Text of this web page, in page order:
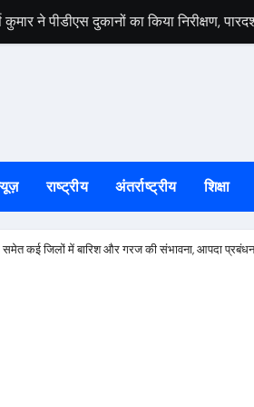
ने पीडीएस दुकानों का किया निरीक्षण,
को लेकर भाजपा जमशेदपुर महानगर की
यूआईएसएल के वरीय महाप्रबंधक से, ज्ञापन
गागराई ने पंचायत और बूथ संगठन मजबूत
का मुद्दा, सांसद जोबा माझी ने पूर्ण संचालन की
राष्ट्रीय अंतर्राष्ट्रीय शिक्षा
समेत कई जिलों में बारिश और गरज की संभावना, आपदा प्रबंधन